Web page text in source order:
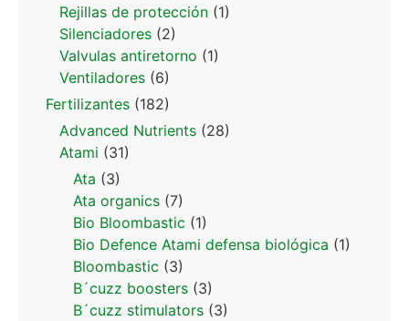
Rejillas de protección (1)
Silenciadores (2)
Valvulas antiretorno (1)
Ventiladores (6)
Fertilizantes (182)
Advanced Nutrients (28)
Atami (31)
Ata (3)
Ata organics (7)
Bio Bloombastic (1)
Bio Defence Atami defensa biológica (1)
Bloombastic (3)
B´cuzz boosters (3)
B´cuzz stimulators (3)